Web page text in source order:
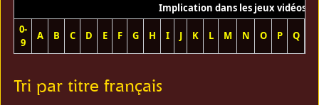
Implication dans les jeux vidéos
0-
9
A B C D E F G H I J K L M N O P Q
Tri par titre français